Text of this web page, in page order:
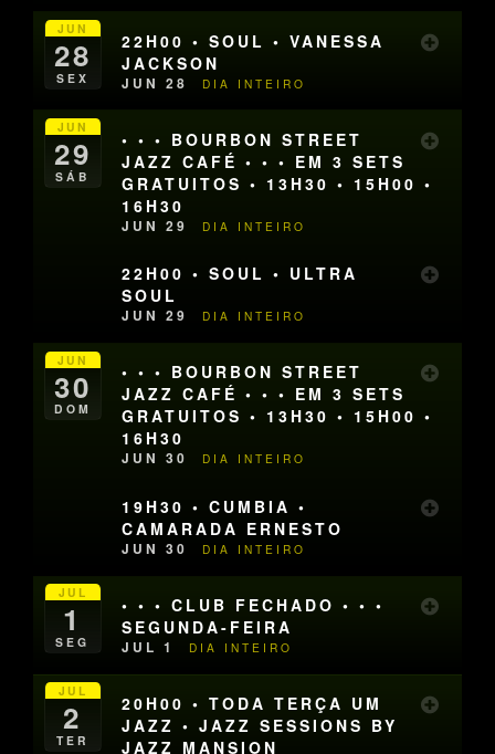
JUN
28
SEX
22H00 • SOUL • VANESSA
JACKSON
JUN 28 DIA INTEIRO
JUN
29
SÁB
• • • BOURBON STREET
JAZZ CAFÉ • • • EM 3 SETS
GRATUITOS • 13H30 • 15H00 •
16H30
JUN 29 DIA INTEIRO
22H00 • SOUL • ULTRA
SOUL
JUN 29 DIA INTEIRO
JUN
30
DOM
• • • BOURBON STREET
JAZZ CAFÉ • • • EM 3 SETS
GRATUITOS • 13H30 • 15H00 •
16H30
JUN 30 DIA INTEIRO
19H30 • CUMBIA •
CAMARADA ERNESTO
JUN 30 DIA INTEIRO
JUL
1
SEG
• • • CLUB FECHADO • • •
SEGUNDA-FEIRA
JUL 1 DIA INTEIRO
JUL
2
TER
20H00 • TODA TERÇA UM
JAZZ • JAZZ SESSIONS BY
JAZZ MANSION